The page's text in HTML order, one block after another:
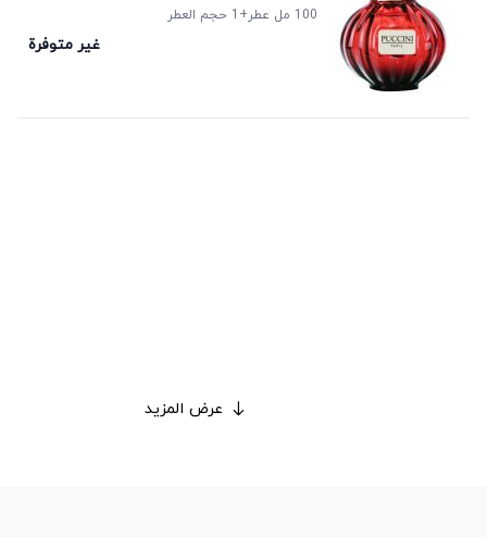
100 مل عطر
+1 حجم العطر
غير متوفرة
عرض المزيد